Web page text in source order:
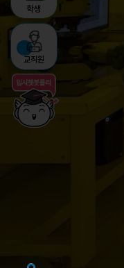
학생
교직원